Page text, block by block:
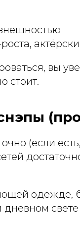
вы
стоит.
(если
одежде,
свете